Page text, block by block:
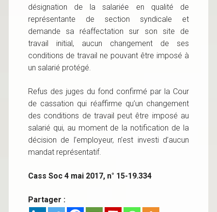
désignation de la salariée en qualité de
représentante de section syndicale et
demande sa réaffectation sur son site de
travail initial, aucun changement de ses
conditions de travail ne pouvant être imposé à
un salarié protégé.
Refus des juges du fond confirmé par la Cour
de cassation qui réaffirme qu’un changement
des conditions de travail peut être imposé au
salarié qui, au moment de la notification de la
décision de l’employeur, n’est investi d’aucun
mandat représentatif.
Cass Soc 4 mai 2017, n° 15-19.334
Partager :